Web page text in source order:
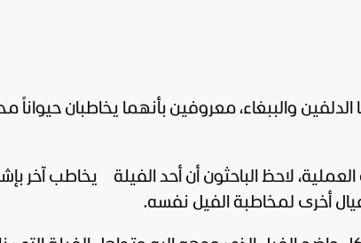
والببغاء، معروفين بأنهما يخاطبان حيواناً
لاحظ الباحثون أن أحد الفيلة يخاطب آخر
أخرى لمخاطبة الفيل نفسه.